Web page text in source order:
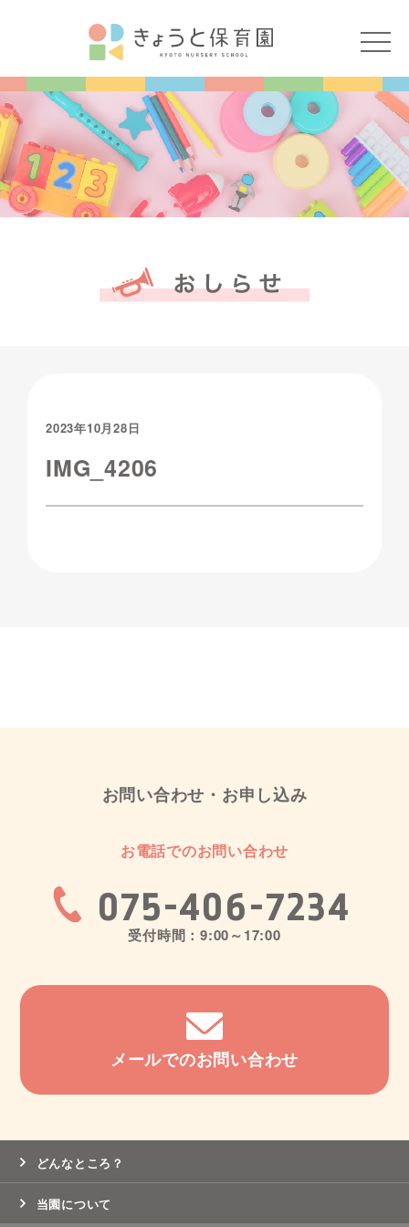
2023年10月28日
IMG_4206
お問い合わせ・お申し込み
お電話でのお問い合わせ
075-406-7234
受付時間：9:00～17:00
メールでのお問い合わせ
どんなところ？
当園について